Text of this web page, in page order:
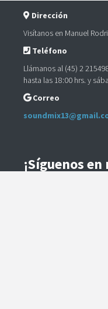
Dirección
Visítanos en Manuel
Teléfono
Llámanos al (45) 2
hasta las 18:00 hrs. y
Correo
¡Síguenos